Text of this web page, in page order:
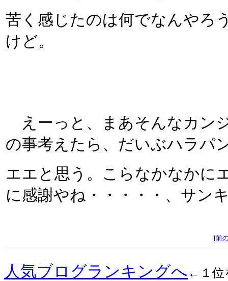
苦く感じたのは何でなんやろ
けど。
えーっと、まあそんなカン
の事考えたら、だいぶハラパ
エエと思う。こらなかなかに
に感謝やね・・・・・、サン
[前
人気ブログランキングへ ←１位